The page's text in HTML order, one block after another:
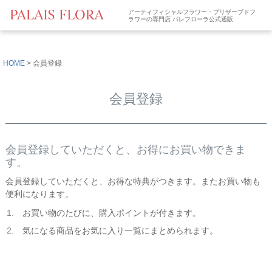
アーティフィシャルフラワー・プリザーブドフ
ラワーの専門店 パレフローラ公式通販
HOME 会員登録
会員登録
会員登録していただくと、お得にお買い物できま
す。
会員登録していただくと、お得な特典がつきます。またお買い物も
便利になります。
お買い物のたびに、購入ポイントが付きます。
気になる商品をお気に入り一覧にまとめられます。